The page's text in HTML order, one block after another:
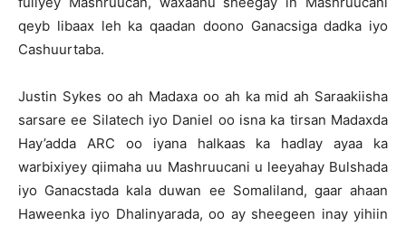
qeyb libaax leh ka qaadan doono Ganacsiga dadka iyo
Cashuurtaba.
Justin Sykes oo ah Madaxa oo ah ka mid ah Saraakiisha
sarsare ee Silatech iyo Daniel oo isna ka tirsan Madaxda
Hay’adda ARC oo iyana halkaas ka hadlay ayaa ka
warbixiyey qiimaha uu Mashruucani u leeyahay Bulshada
iyo Ganacstada kala duwan ee Somaliland, gaar ahaan
Haweenka iyo Dhalinyarada, oo ay sheegeen inay yihiin